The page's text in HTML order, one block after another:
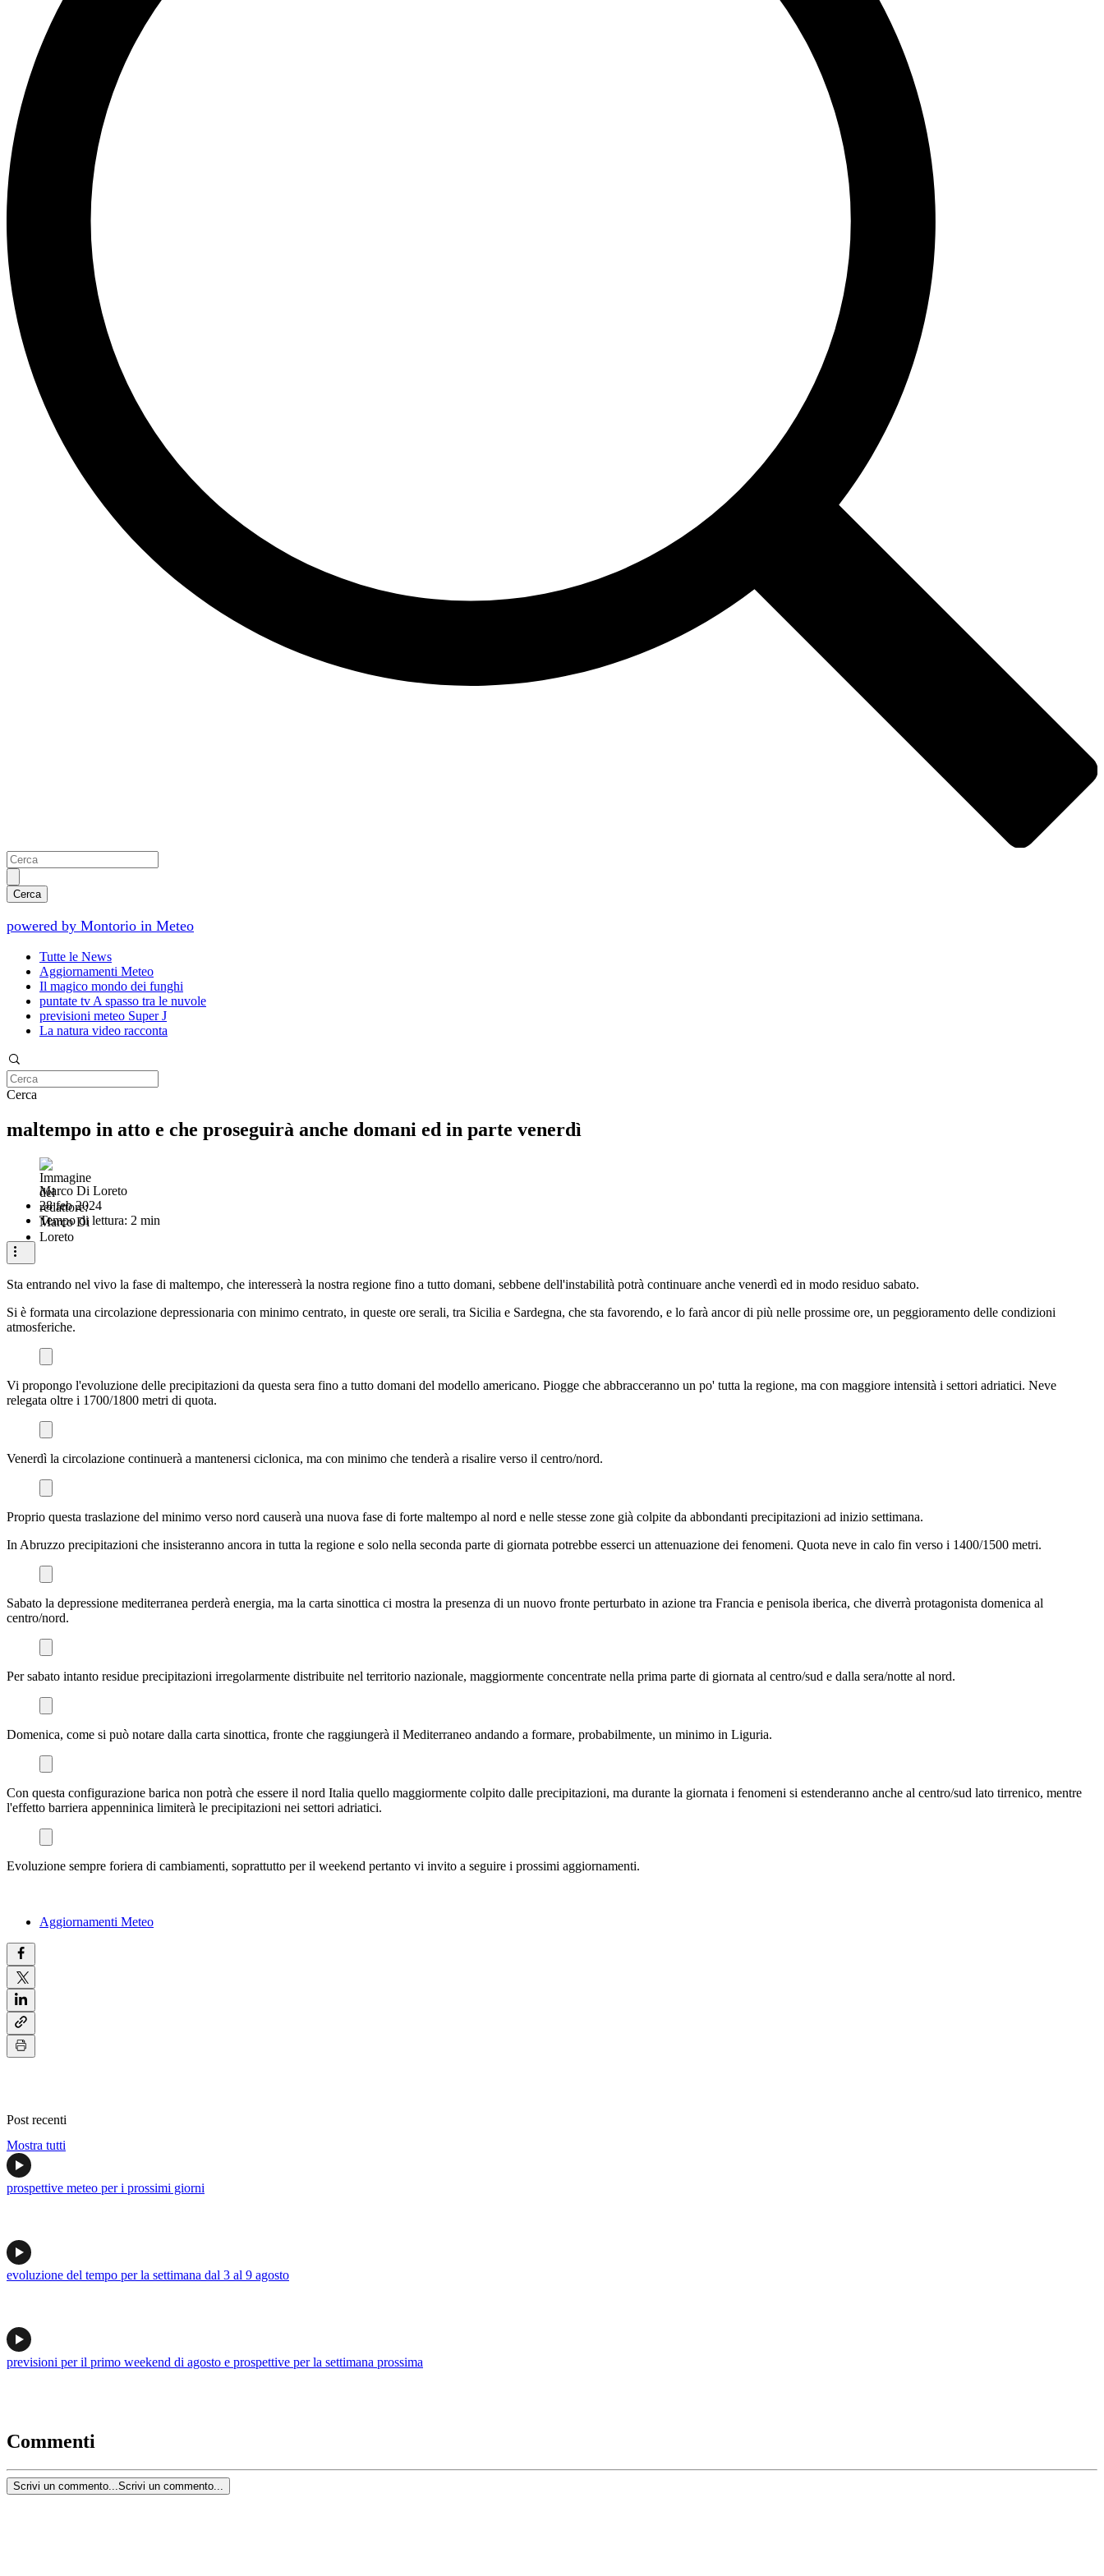
powered by Montorio in Meteo
Tutte le News
Aggiornamenti Meteo
Il magico mondo dei funghi
puntate tv A spasso tra le nuvole
previsioni meteo Super J
La natura video racconta
Cerca
maltempo in atto e che proseguirà anche domani ed in parte venerdì
Marco Di Loreto
28 feb 2024
Tempo di lettura: 2 min
Sta entrando nel vivo la fase di maltempo, che interesserà la nostra regione fino a tutto domani, sebbene dell'instabilità potrà continuare anche venerdì ed in modo residuo sabato.
Si è formata una circolazione depressionaria con minimo centrato, in queste ore serali, tra Sicilia e Sardegna, che sta favorendo, e lo farà ancor di più nelle prossime ore, un peggioramento delle condizioni
atmosferiche.
Vi propongo l'evoluzione delle precipitazioni da questa sera fino a tutto domani del modello americano. Piogge che abbracceranno un po' tutta la regione, ma con maggiore intensità i settori adriatici. Neve
relegata oltre i 1700/1800 metri di quota.
Venerdì la circolazione continuerà a mantenersi ciclonica, ma con minimo che tenderà a risalire verso il centro/nord.
Proprio questa traslazione del minimo verso nord causerà una nuova fase di forte maltempo al nord e nelle stesse zone già colpite da abbondanti precipitazioni ad inizio settimana.
In Abruzzo precipitazioni che insisteranno ancora in tutta la regione e solo nella seconda parte di giornata potrebbe esserci un attenuazione dei fenomeni. Quota neve in calo fin verso i 1400/1500 metri.
Sabato la depressione mediterranea perderà energia, ma la carta sinottica ci mostra la presenza di un nuovo fronte perturbato in azione tra Francia e penisola iberica, che diverrà protagonista domenica al
centro/nord.
Per sabato intanto residue precipitazioni irregolarmente distribuite nel territorio nazionale, maggiormente concentrate nella prima parte di giornata al centro/sud e dalla sera/notte al nord.
Domenica, come si può notare dalla carta sinottica, fronte che raggiungerà il Mediterraneo andando a formare, probabilmente, un minimo in Liguria.
Con questa configurazione barica non potrà che essere il nord Italia quello maggiormente colpito dalle precipitazioni, ma durante la giornata i fenomeni si estenderanno anche al centro/sud lato tirrenico, mentre
l'effetto barriera appenninica limiterà le precipitazioni nei settori adriatici.
Evoluzione sempre foriera di cambiamenti, soprattutto per il weekend pertanto vi invito a seguire i prossimi aggiornamenti.
Aggiornamenti Meteo
Post recenti
Mostra tutti
prospettive meteo per i prossimi giorni
evoluzione del tempo per la settimana dal 3 al 9 agosto
previsioni per il primo weekend di agosto e prospettive per la settimana prossima
Commenti
Scrivi un commento...Scrivi un commento...